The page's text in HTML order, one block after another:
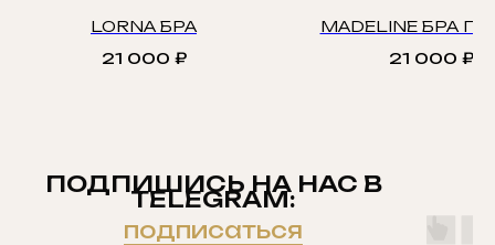
LORNA БРА
21 000 ₽
MADELINE БРА
21 000 ₽
ПОДПИШИСЬ НА НАС В
TELEGRAM:
подписаться